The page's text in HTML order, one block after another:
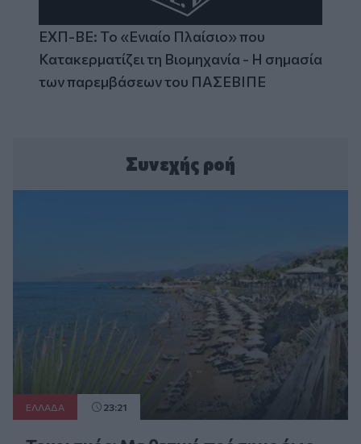
ΕΧΠ-ΒΕ: Το «Ενιαίο Πλαίσιο» που
Κατακερματίζει τη Βιομηχανία - Η σημασία
των παρεμβάσεων του ΠΑΣΕΒΙΠΕ
Συνεχής ροή
ΕΛΛAΔΑ 23:21